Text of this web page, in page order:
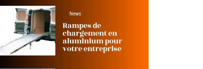
News
Rampes de
chargement en
aluminium pour
votre entreprise